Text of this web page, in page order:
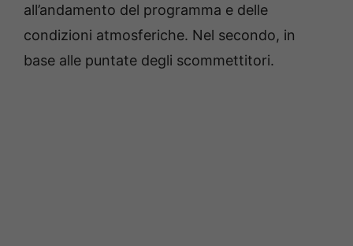
all’andamento del programma e delle
condizioni atmosferiche. Nel secondo, in
base alle puntate degli scommettitori.